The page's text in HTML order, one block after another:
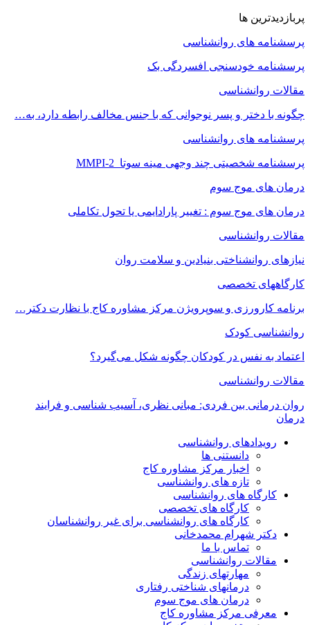
پربازدیدترین ها
پرسشنامه های روانشناسی
پرسشنامه خودسنجی افسردگی بک
مقالات روانشناسی
چگونه با دختر و پسر نوجوانی که با جنس مخالف رابطه دارد، به…
پرسشنامه های روانشناسی
پرسشنامه شخصیتی چند وجهی مینه سوتا MMPI-2
درمان های موج سوم
درمان های موج سوم : تغییر پارادایمی یا تحول تکاملی
مقالات روانشناسی
نیازهای روانشناختی بنیادین و سلامت روان
کارگاههای تخصصی
برنامه کارورزی و سوپرویژن مرکز مشاوره کاج با نظارت دکتر…
روانشناسی کودک
اعتماد به‌ نفس در کودکان چگونه شکل می‌گیرد؟
مقالات روانشناسی
روان درمانی بین فردی: مبانی نظری، آسیب شناسی و فرایند
درمان
رویدادهای روانشناسی
دانستنی ها
اخبار مرکز مشاوره کاج
تازه های روانشناسی
کارگاه های روانشناسی
کارگاه های تخصصی
کارگاه های روانشناسی برای غیر روانشناسان
دکتر شهرام محمدخانی
تماس با ما
مقالات روانشناسی
مهارتهای زندگی
درمانهای شناختی رفتاری
درمان های موج سوم
معرفی مرکز مشاوره کاج